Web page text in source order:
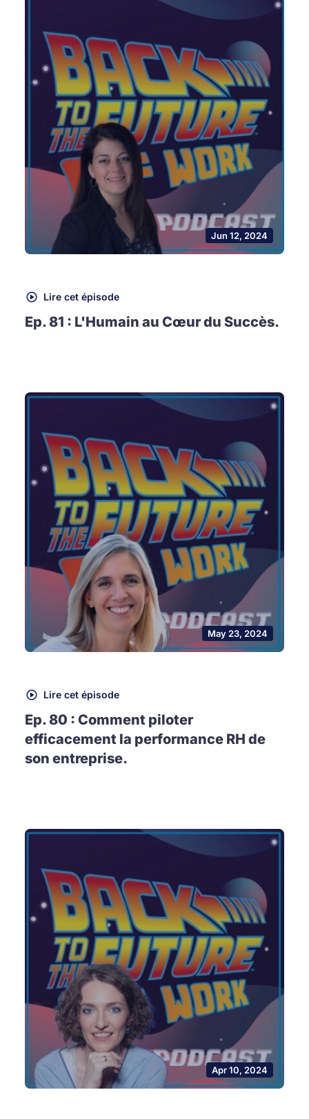
Jun 12, 2024
Lire cet épisode
Ep. 81 : L'Humain au Cœur du Succès.
May 23, 2024
Lire cet épisode
Ep. 80 : Comment piloter
efficacement la performance RH de
son entreprise.
Apr 10, 2024